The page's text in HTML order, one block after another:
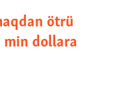
ötrü
dollara